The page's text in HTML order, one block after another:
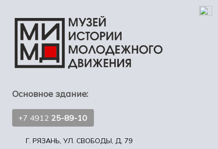
Основное здание:
+7 4912 25-89-10
Г. РЯЗАНЬ, УЛ. СВОБОДЫ, Д. 79